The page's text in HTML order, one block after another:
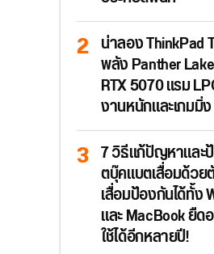
น่าลอง ThinkPad
พลัง Panther
RTX 5070 แรม
งานหนักและเกมมิ่ง
7 วิธีแก้ปัญหาและ
ตบุ๊คแบตเสื่อมด้วย
เสื่อมป้องกันได้ทั้ง
และ MacBook ยืด
ใช้ได้อีกหลายปี!